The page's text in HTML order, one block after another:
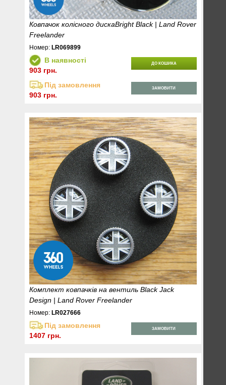
Ковпачок колісного дискаBright Black | Land Rover
Freelander
Номер:LR069899
В наявності
903 грн.
ДО КОШИКА
Під замовлення
903 грн.
ЗАМОВИТИ
Комплект ковпачків на вентиль Black Jack
Design | Land Rover Freelander
Номер: LR027666
Під замовлення
1407 грн.
ЗАМОВИТИ